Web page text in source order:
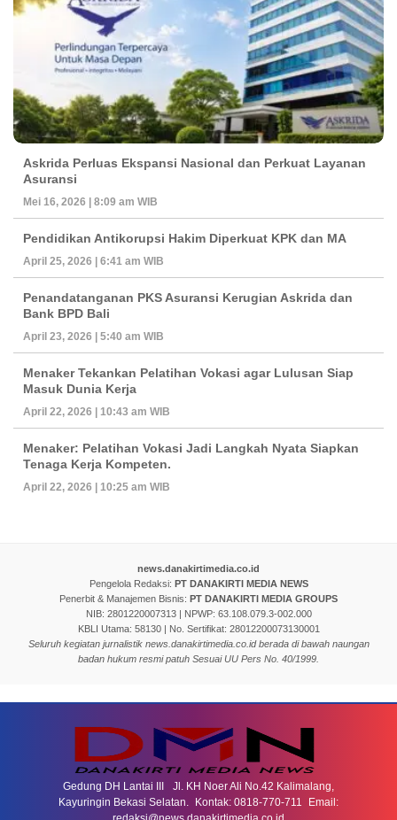
Askrida Perluas Ekspansi Nasional dan Perkuat Layanan
Asuransi
Mei 16, 2026 | 8:09 am WIB
Pendidikan Antikorupsi Hakim Diperkuat KPK dan MA
April 25, 2026 | 6:41 am WIB
Penandatanganan PKS Asuransi Kerugian Askrida dan
Bank BPD Bali
April 23, 2026 | 5:40 am WIB
Menaker Tekankan Pelatihan Vokasi agar Lulusan Siap
Masuk Dunia Kerja
April 22, 2026 | 10:43 am WIB
Menaker: Pelatihan Vokasi Jadi Langkah Nyata Siapkan
Tenaga Kerja Kompeten.
April 22, 2026 | 10:25 am WIB
news.danakirtimedia.co.id
Pengelola Redaksi: PT DANAKIRTI MEDIA NEWS
Penerbit & Manajemen Bisnis: PT DANAKIRTI MEDIA GROUPS
NIB: 2801220007313 | NPWP: 63.108.079.3-002.000
KBLI Utama: 58130 | No. Sertifikat: 28012200073130001
Seluruh kegiatan jurnalistik news.danakirtimedia.co.id berada di bawah naungan
badan hukum resmi patuh Sesuai UU Pers No. 40/1999.
Gedung DH Lantai III Jl. KH Noer Ali No.42 Kalimalang,
Kayuringin Bekasi Selatan. Kontak: 0818-770-711 Email: